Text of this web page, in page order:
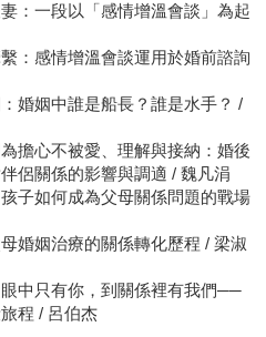
：一段以「感情增溫會談」為起
：感情增溫會談運用於婚前諮詢
婚姻中誰是船長？誰是水手？ /
擔心不被愛、理解與接納：婚後
侶關係的影響與調適 / 魏凡涓
子如何成為父母關係問題的戰場
婚姻治療的關係轉化歷程 / 梁淑
中只有你，到關係裡有我們──
程 / 呂伯杰